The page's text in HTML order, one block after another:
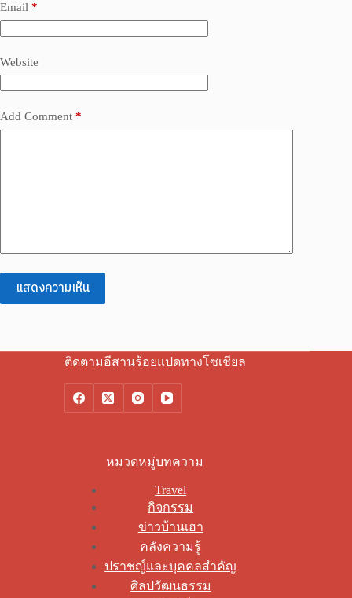
Email *
Website
Add Comment *
แสดงความเห็น
ติดตามอีสานร้อยแปดทางโซเชียล
หมวดหมู่บทความ
Travel
กิจกรรม
ข่าวบ้านเฮา
คลังความรู้
ปราชญ์และบุคคลสำคัญ
ศิลปวัฒนธรรม